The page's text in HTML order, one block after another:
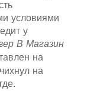
условиями
у
В Магазин
на
на